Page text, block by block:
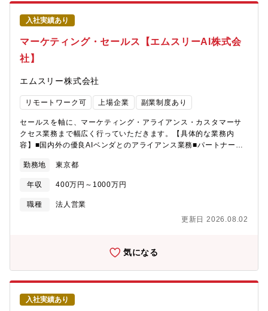
でのご経験、入社後のパフォーマンスに応じて下記のような様々
クトリーダーとして事業をリードするポジション■チームにおいて
マネジメントポジション■グループ会社や出資先等の経営ポジショ
ン
数は異なるが数社程度ご担当いただきます。○目標・評価売上・利
益・粗利率などの定量的な目標に加え、期初に社内目標をもとに
上司とともに定めた定性・プロセスに関する個人目標の達成度合
いで評価を行います。【取り扱い製品について】産業用ディーゼ
ルエンジンは主に発電機や船舶用、産業・農業機械用エンジンな
どの製品や用途で使用されます。特に発電機としての用途は、デ
用することはもちろん、災害時などの緊急事態時の電力供給とし
て重要な社会インフラとして貢献しております。【ポジションの
魅力】・顧客との折衝や社内調整を通じて調整力や交渉力を磨く
タスク能力を磨くことができます。・長期スパン（1～5年程度）
の案件管理を通じて、計画立案や実行力を培うことが可能で
す。・エンジンや発電装置に関する知識を深めることができま
す。・国内外問わず多様な顧客と関わり、ダイナミックな仕事を
社となりますが月数回程度のリモートワーク利用が可能です。
的とした増員募集となります。【出向について】三菱重工エンジ
ン&ターボチャージャ（株）に出向という雇用形態になります。※
造、調達、品質保証、建設、販売、サービス発電システム（エン
菱重工は、次の世代の暮らしと、そこにある幸福を想い、人々に
入社実績あり
マーケティング・セールス【エムスリーAI株式会
社】
エムスリー株式会社
リモートワーク可 上場企業 副業制度あり
セールスを軸に、マーケティング・アライアンス・カスタマーサ
クセス業務まで幅広く行っていただきます。【具体的な業務内
容】■国内外の優良AIベンダとのアライアンス業務■パートナー医
■医療機関へのセールス施策立案とセールス推進■代理店パートナ
ーマネジメント及び推進のリード■事業拡大におけるフィジビリテ
ィの実行※本ポジションは、ご担当いただく業務内容によって、
下記2つの可能性があります。・エムスリー株式会社雇用で、エム
ポジションの魅力】■主体性と多様性を尊重する組織風土です。■
になる事業を創ることができる。■m3とPSPの基盤・ケイパビリ
ティを使い、世の中に対してインパクトの大きな仕掛けを実行で
きます。【ミッション】臨床現場とテクノロジーを繋ぎ合わせ、
健康で楽しく長生きする人を１人でも増やし、不必要な医療コス
トを１円でも減らす【部署概要】エムスリーとクラウドPACS企業
のPSPとのジョイントベンチャー。エムスリーAIラボと提携企業
勤務地 東京都
年収 400万円～1000万円
職種
法人営業
更新日 2026.08.02
気になる
入社実績あり